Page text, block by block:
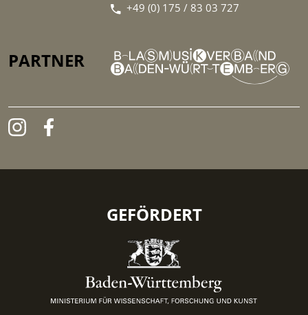
+49 (0) 175 / 83 03 727
PARTNER
GEFÖRDERT